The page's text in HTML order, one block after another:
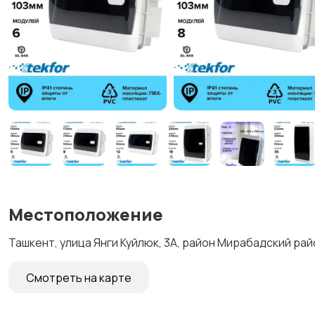
Местоположение
Ташкент, улица Янги Куйлюк, 3А, район Мирабадский
Смотреть на карте